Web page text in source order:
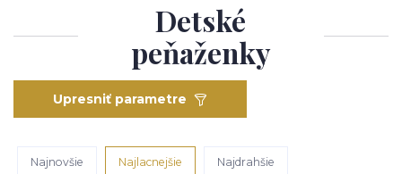
Detské
peňaženky
Upresniť parametre
Najnovšie Najlacnejšie Najdrahšie